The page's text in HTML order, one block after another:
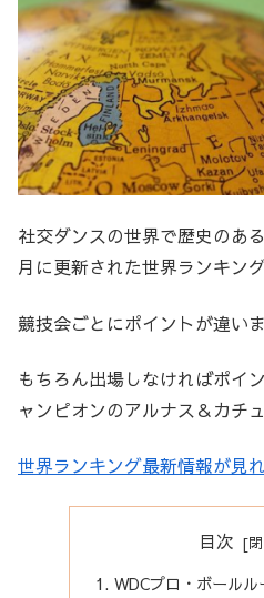
社交ダンスの世界で歴史のあ
月に更新された世界ランキング
競技会ごとにポイントが違いま
もちろん出場しなければポイ
ャンピオンのアルナス＆カチ
世界ランキング最新情報が見
目次
WDCプロ・ボール